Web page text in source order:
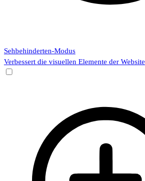
Sehbehinderten-Modus
Verbessert die visuellen Elemente der Website